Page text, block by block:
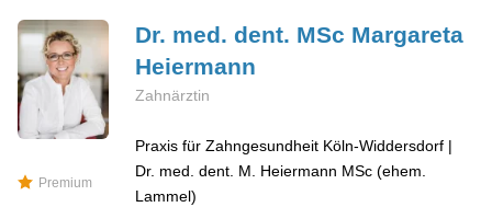
Premium
Dr. med. dent. MSc Margareta
Heiermann
Zahnärztin
Praxis für Zahngesundheit Köln-Widdersdorf |
Dr. med. dent. M. Heiermann MSc (ehem.
Lammel)